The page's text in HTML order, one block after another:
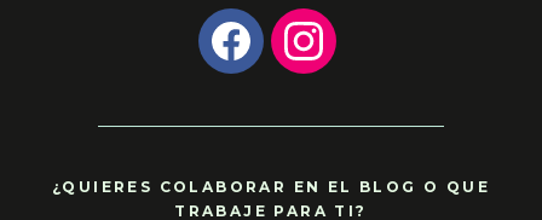
F
a
b
k
I
n
a
a
m
¿QUIERES COLABORAR EN EL BLOG O QUE
TRABAJE PARA TI?